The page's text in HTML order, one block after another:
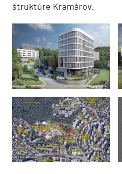
štruktúre Kramárov.